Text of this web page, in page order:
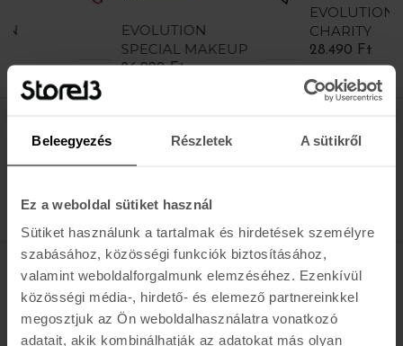
Beleegyezés Részletek A sütikről
Ez a weboldal sütiket használ
Sütiket használunk a tartalmak és hirdetések személyre
szabásához, közösségi funkciók biztosításához,
valamint weboldalforgalmunk elemzéséhez. Ezenkívül
közösségi média-, hirdető- és elemező partnereinkkel
megosztjuk az Ön weboldalhasználatra vonatkozó
adatait, akik kombinálhatják az adatokat más olyan
EVOLUTION
SPECIAL MAKEUP
26.990 Ft
EVOLUTION
CHARITY
28.490 Ft
Értesülj az újdonságokról, akciókról
K A R O L I N A 17 / B
Hétfő - Péntek: 11:00 - 19:00
Szombat: 10:00 - 19:00